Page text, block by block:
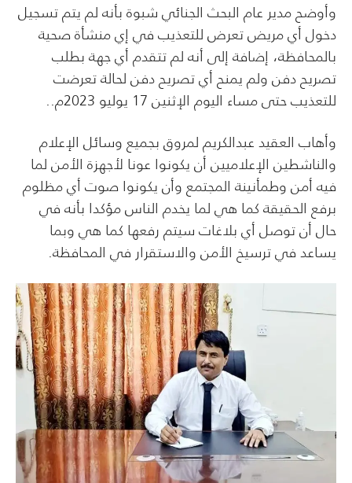
وأوضح مدير عام البحث الجنائي شبوة بأنه لم يتم تسجيل
دخول أي مريض تعرض للتعذيب في إي منشأة صحية
بالمحافظة، إضافة إلى أنه لم تتقدم أي جهة بطلب
تصريح دفن ولم يمنح أي تصريح دفن لحالة تعرضت
للتعذيب حتى مساء اليوم الإثنين 17 يوليو 2023م..
وأهاب العقيد عبدالكريم لمروق بجميع وسائل الإعلام
والناشطين الإعلاميين أن يكونوا عونا لأجهزة الأمن لما
فيه أمن وطمأنينة المجتمع وأن يكونوا صوت أي مظلوم
برفع الحقيقة كما هي لما يخدم الناس مؤكدا بأنه في
حال أن توصل أي بلاغات سيتم رفعها كما هي وبما
يساعد في ترسيخ الأمن والاستقرار في المحافظة.